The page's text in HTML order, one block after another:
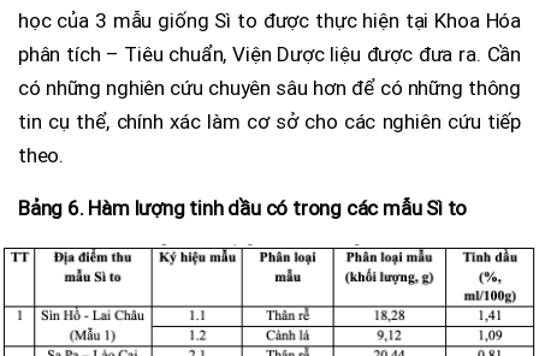
học của 3 mẫu giống Sì to được thực hiện tại Khoa Hóa
phân tích – Tiêu chuẩn, Viện Dược liệu được đưa ra. Cần
có những nghiên cứu chuyên sâu hơn để có những thông
tin cụ thể, chính xác làm cơ sở cho các nghiên cứu tiếp
theo.
Bảng 6. Hàm lượng tinh dầu có trong các mẫu Sì to